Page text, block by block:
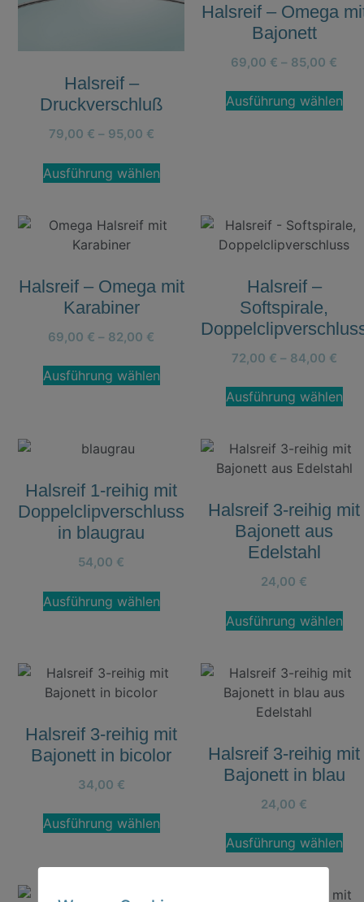
Halsreif –
Druckverschluß
79,00 € – 95,00 €
Ausführung wählen
Halsreif – Omega
Bajonett
69,00 € – 85,00 €
Ausführung wählen
Halsreif – Omega mit
Karabiner
69,00 € – 82,00 €
Ausführung wählen
Halsreif –
Softspirale,
72,00 € – 84,00 €
Ausführung wählen
Halsreif 1-reihig mit
Doppelclipverschluss
in blaugrau
54,00 €
Ausführung wählen
Halsreif 3-reihig mit
Bajonett aus
Edelstahl
24,00 €
Ausführung wählen
Halsreif 3-reihig mit
Bajonett in bicolor
34,00 €
Ausführung wählen
Halsreif 3-reihig mit
Bajonett in blau
24,00 €
Ausführung wählen